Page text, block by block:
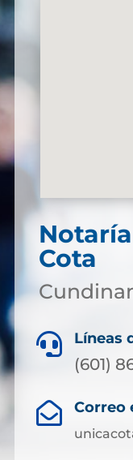
Cota
 Líneas
(601)
 Correo